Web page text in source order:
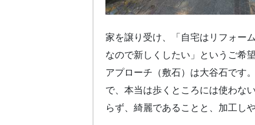
家を譲り受け、「自宅はリフォー
なので新しくしたい」というご希
アプローチ（敷石）は大谷石です
で、本当は歩くところには使わな
らず、綺麗であることと、加工し